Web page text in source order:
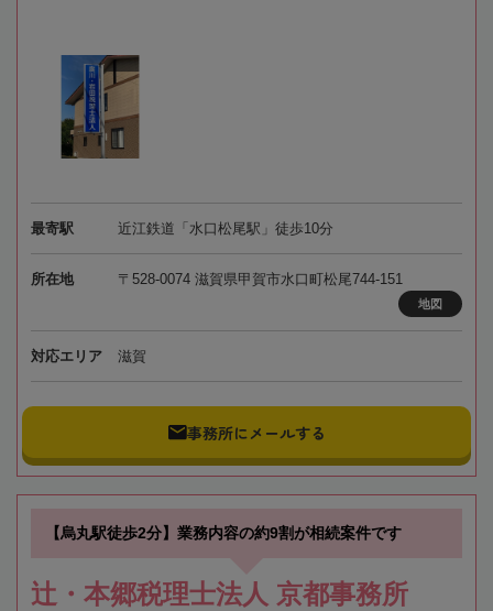
最寄駅 近江鉄道「水口松尾駅」徒歩10分
所在地 〒528-0074 滋賀県甲賀市水口町松尾744-151
地図
対応エリア 滋賀
事務所にメールする
【烏丸駅徒歩2分】業務内容の約9割が相続案件です
辻・本郷税理士法人 京都事務所